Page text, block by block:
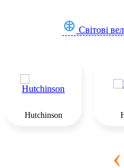
Світові
Hutchinson
‹